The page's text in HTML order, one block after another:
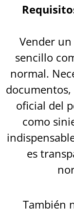
Vender
sencillo
normal.
oficial del
como
es
También